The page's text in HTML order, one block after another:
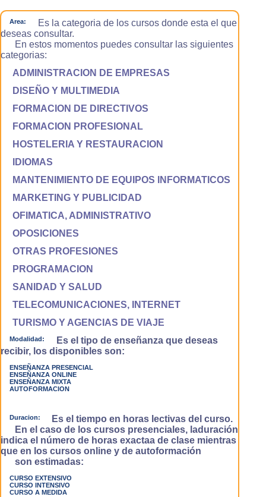
Area:
Es la categoria de los cursos donde esta el que
deseas consultar.
En estos momentos puedes consultar las siguientes
categorias:
ADMINISTRACION DE EMPRESAS
DISEÑO Y MULTIMEDIA
FORMACION DE DIRECTIVOS
FORMACION PROFESIONAL
HOSTELERIA Y RESTAURACION
IDIOMAS
MANTENIMIENTO DE EQUIPOS INFORMATICOS
MARKETING Y PUBLICIDAD
OFIMATICA, ADMINISTRATIVO
OPOSICIONES
OTRAS PROFESIONES
PROGRAMACION
SANIDAD Y SALUD
TELECOMUNICACIONES, INTERNET
TURISMO Y AGENCIAS DE VIAJE
Modalidad:
Es el tipo de enseñanza que deseas
recibir, los disponibles son:
ENSEÑANZA PRESENCIAL
ENSEÑANZA ONLINE
ENSEÑANZA MIXTA
AUTOFORMACION
Duracion:
Es el tiempo en horas lectivas del curso.
En el caso de los cursos presenciales, laduración
indica el número de horas exactaa de clase mientras
que en los cursos online y de autoformación
son estimadas:
CURSO EXTENSIVO
CURSO INTENSIVO
CURSO A MEDIDA